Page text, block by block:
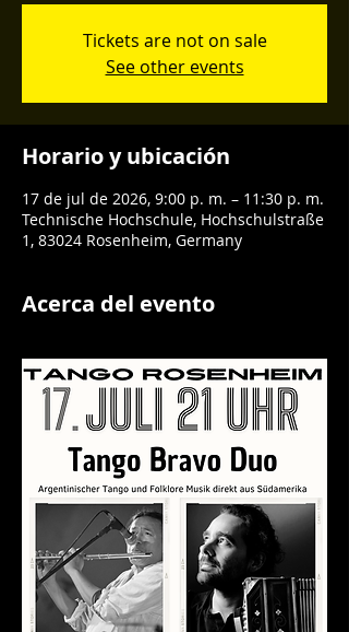
Tickets are not on sale
See other events
Horario y ubicación
17 de jul de 2026, 9:00 p. m. – 11:30 p. m.
Technische Hochschule, Hochschulstraße
1, 83024 Rosenheim, Germany
Acerca del evento